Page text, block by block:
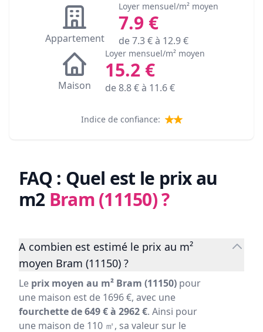
Appartement
Loyer mensuel/m² moyen
7.9 €
de7.3€ à 12.9€
Maison
Loyer mensuel/m² moyen
15.2 €
de8.8€ à 11.6€
Indice de confiance:
FAQ : Quel est le prix au
m2 Bram (11150)?
A combien est estimé le prix au m²
moyen Bram (11150) ?
Le prix moyen au m² Bram (11150) pour
une maison est de 1696 €, avec une
fourchette de 649 € à 2962 €. Ainsi pour
une maison de 110 ㎡, sa valeur sur le